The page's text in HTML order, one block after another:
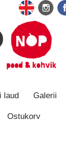
laud Galerii
Ostukorv